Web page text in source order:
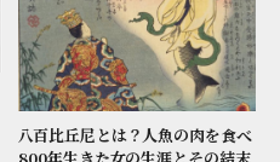
八百比丘尼とは？人魚の肉を食べ
800年生きた女の生涯とその結末